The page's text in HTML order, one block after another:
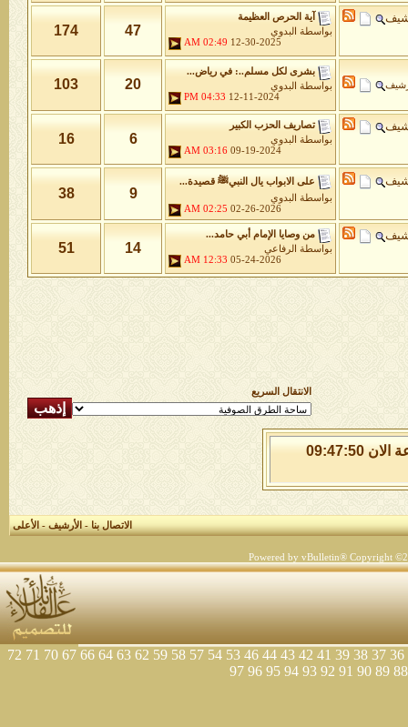
آية الحرص العظيمة
بواسطة
البدوي
12-30-2025
02:49 AM
47
174
بشرى لكل مسلم..: في رياض...
بواسطة
البدوي
12-11-2024
04:33 PM
20
103
تصاريف الحزب الكبير
بواسطة
البدوي
09-19-2024
03:16 AM
6
16
على الابواب يال النبيﷺ قصيدة...
بواسطة
البدوي
02-26-2026
02:25 AM
9
38
من وصايا الإمام أبي حامد...
بواسطة
الرفاعي
05-24-2026
12:33 AM
14
51
الانتقال السريع
السبت 8 من اغسطس 2026 , الساعة الان 09:47:50
الاتصال بنا-الأرشيف-الأعلى
Powered by vBulletin® Copyright
36
37
38
39
41
42
43
44
46
53
54
57
58
59
62
63
64
66
67
70
71
72
88
89
90
91
92
93
94
95
96
97